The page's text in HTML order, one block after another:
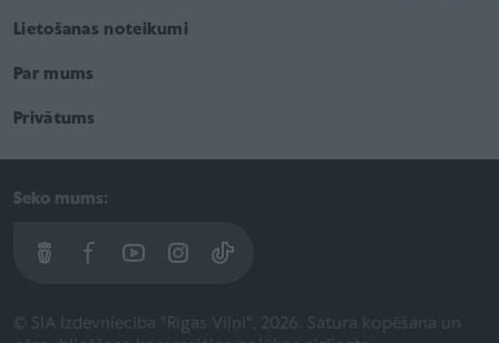
Lietošanas noteikumi
Par mums
Privātums
Seko mums:
© SIA Izdevniecība "Rīgas Viļņi", 2026. Satura kopēšana un